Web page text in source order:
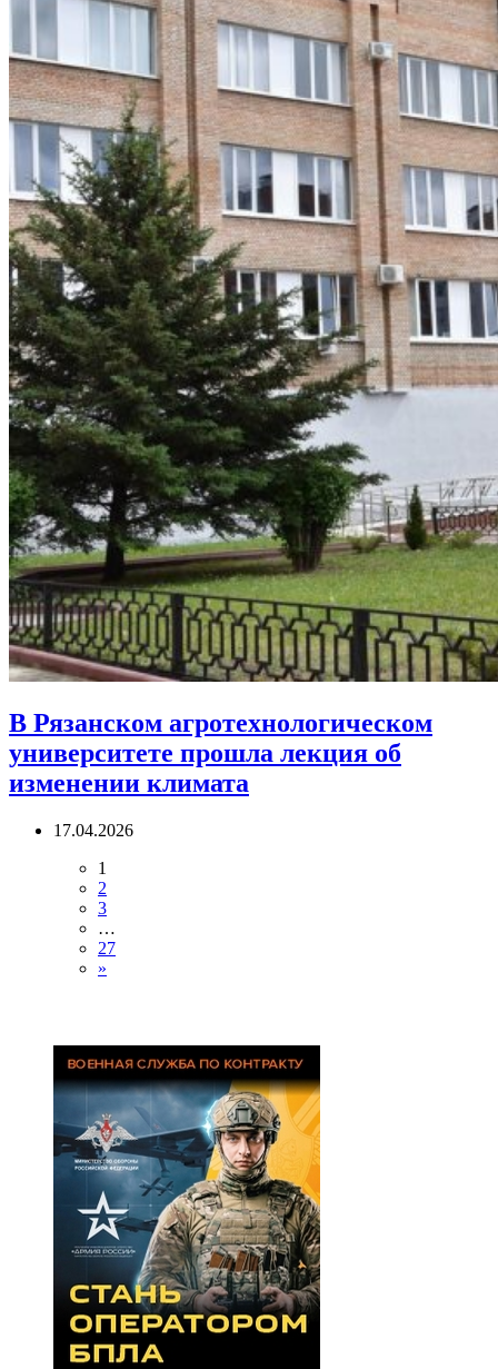
В Рязанском агротехнологическом
университете прошла лекция об
изменении климата
17.04.2026
1
2
3
…
27
»